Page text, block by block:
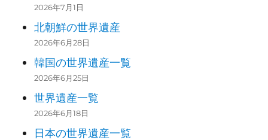
2026年7月1日
北朝鮮の世界遺産
2026年6月28日
韓国の世界遺産一覧
2026年6月25日
世界遺産一覧
2026年6月18日
日本の世界遺産一覧